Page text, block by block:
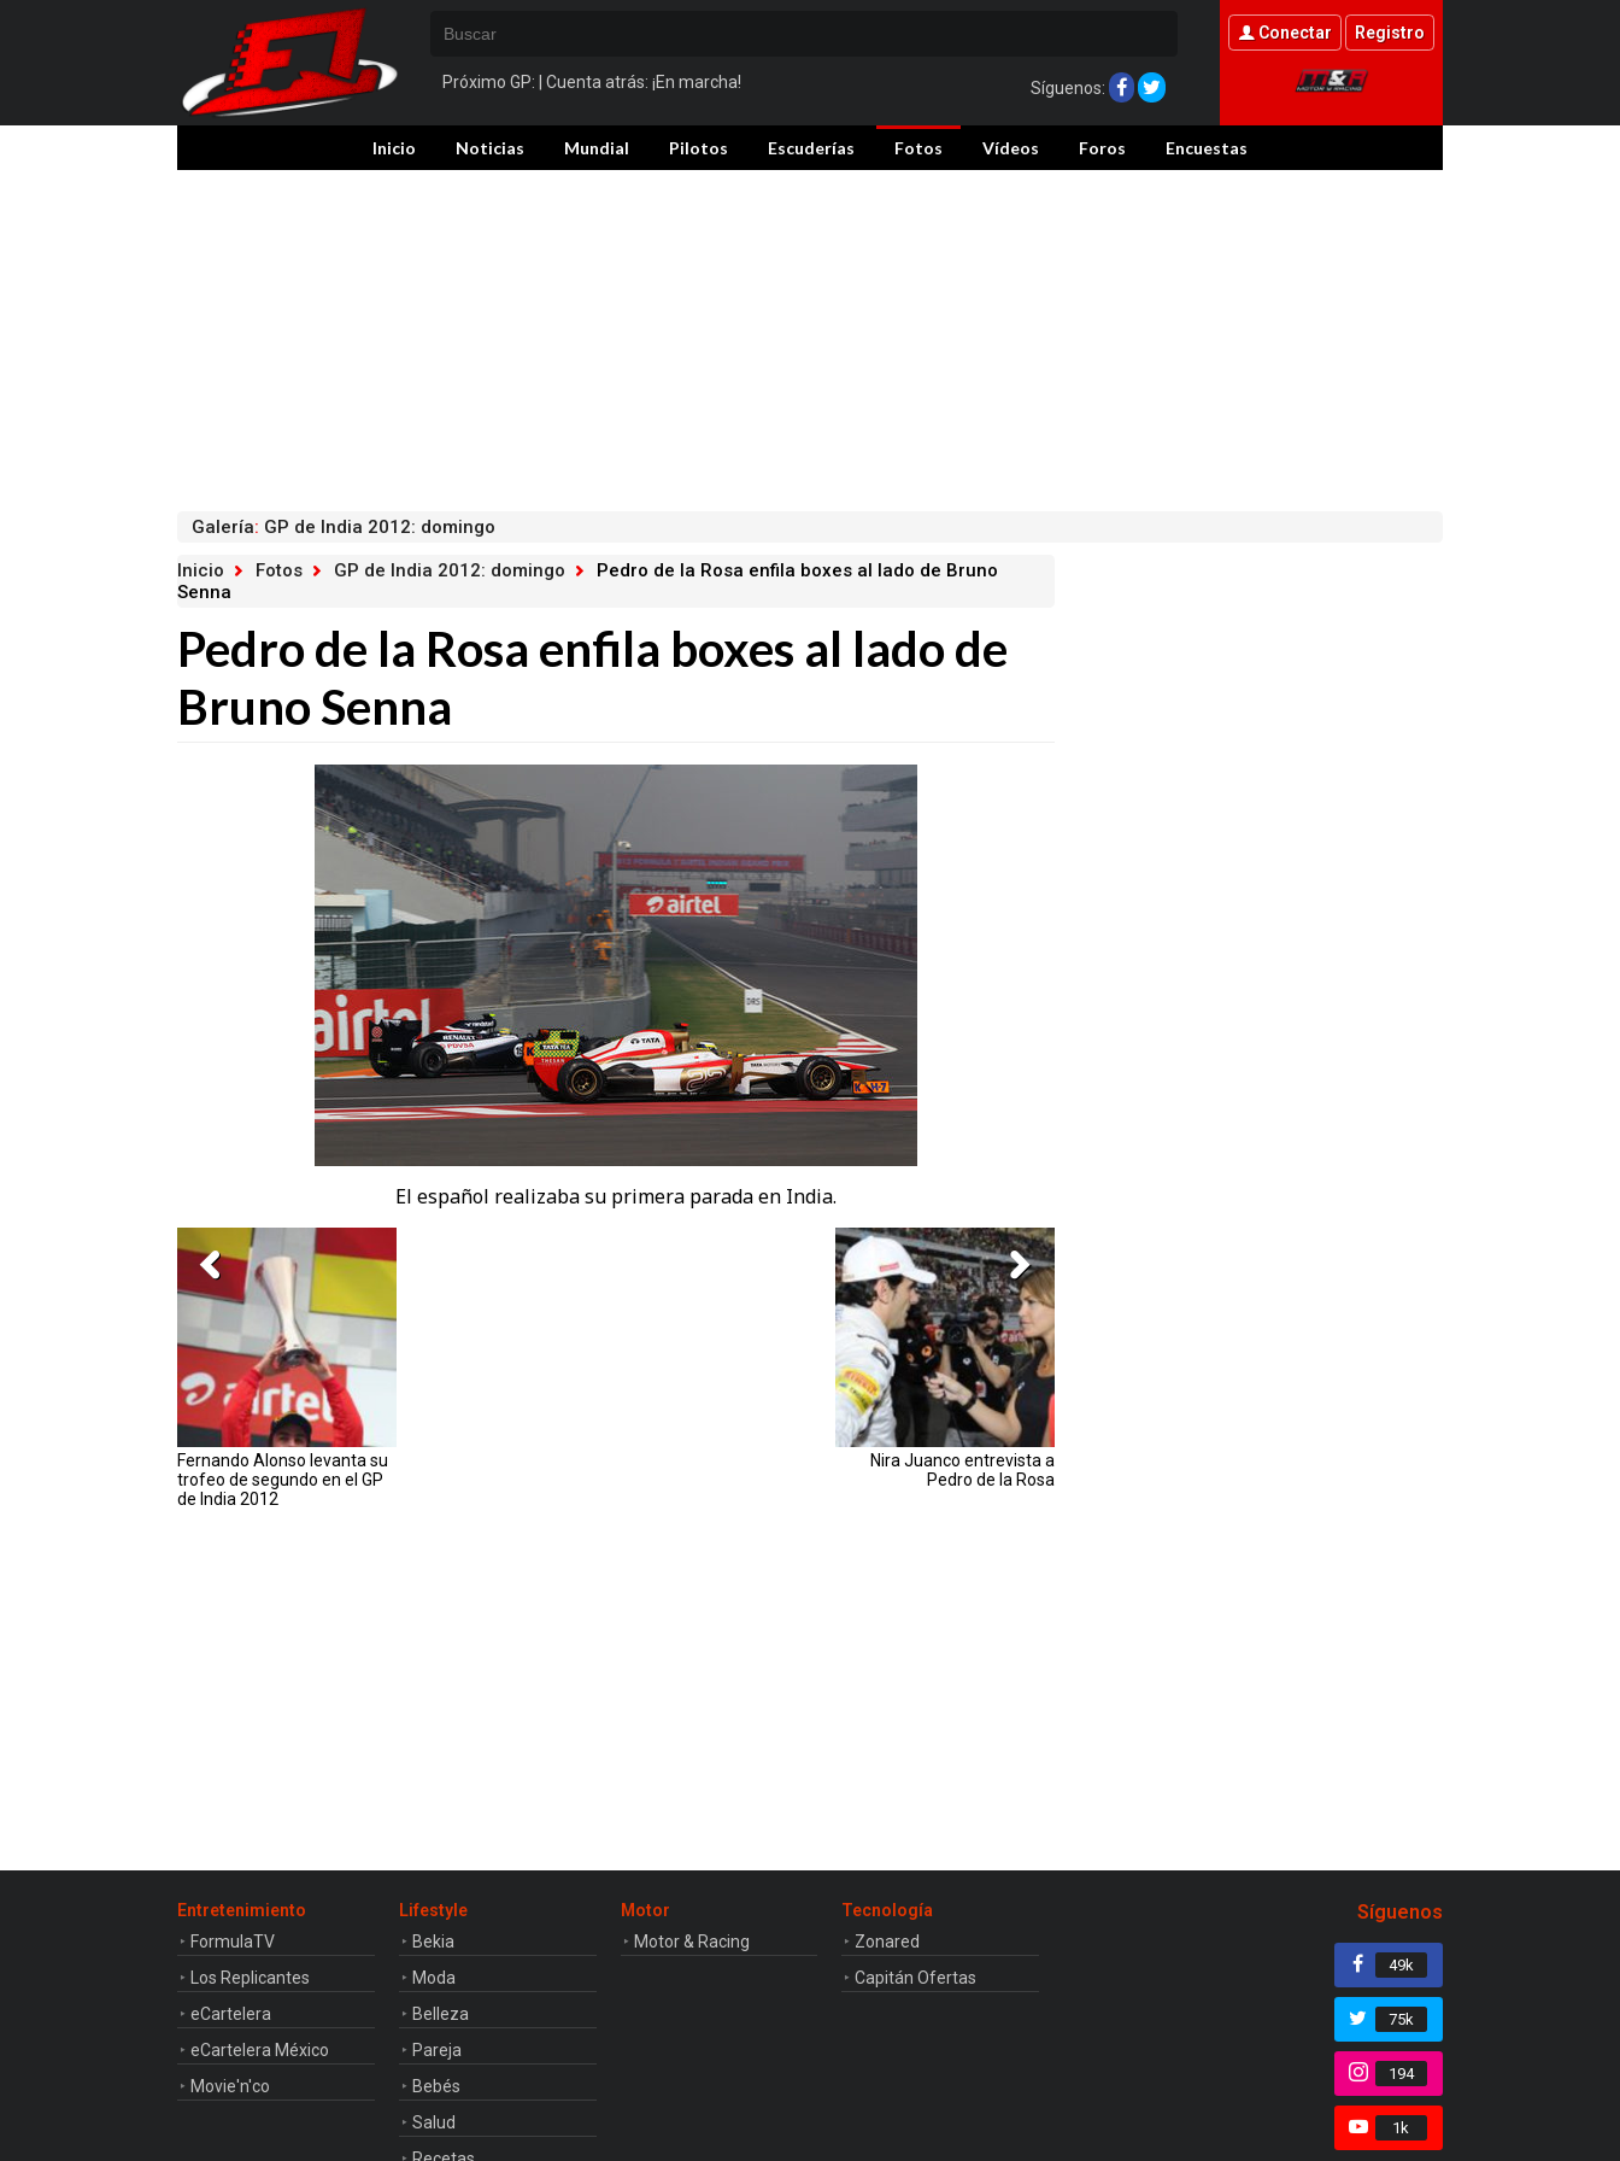
Próximo GP: | Cuenta atrás: ¡En marcha! Síguenos:
Conectar Registro
Inicio Noticias Mundial Pilotos Escuderías Fotos Vídeos Foros Encuestas
Galería: GP de India 2012: domingo
Inicio
Fotos GP de India 2012: domingo
Pedro de la Rosa enfila boxes al lado de Bruno
Senna
Pedro de la Rosa enfila boxes al lado de
Bruno Senna
El español realizaba su primera parada en India.
Fernando Alonso levanta su
trofeo de segundo en el GP
de India 2012
Nira Juanco entrevista a
Pedro de la Rosa
Entretenimiento
FormulaTV
Los Replicantes
eCartelera
eCartelera México
Movie'n'co
Lifestyle
Bekia
Moda
Belleza
Pareja
Bebés
Salud
Motor
Motor & Racing
Tecnología
Zonared
Capitán Ofertas
Síguenos
49k
75k
194
1k